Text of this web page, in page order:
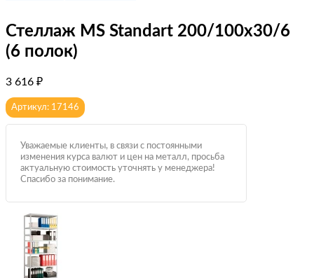
Стеллаж MS Standart 200/100х30/6
(6 полок)
3 616 ₽
Артикул: 17146
Уважаемые клиенты, в связи с постоянными
изменения курса валют и цен на металл, просьба
актуальную стоимость уточнять у менеджера!
Спасибо за понимание.